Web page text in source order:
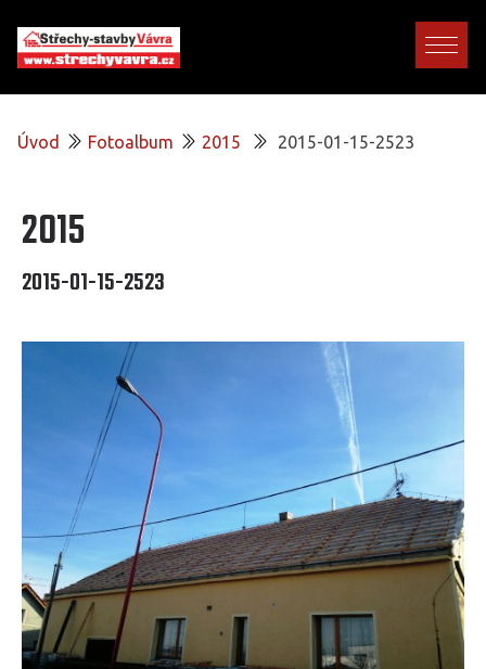
Úvod Fotoalbum 2015 2015-01-15-2523
2015
2015-01-15-2523